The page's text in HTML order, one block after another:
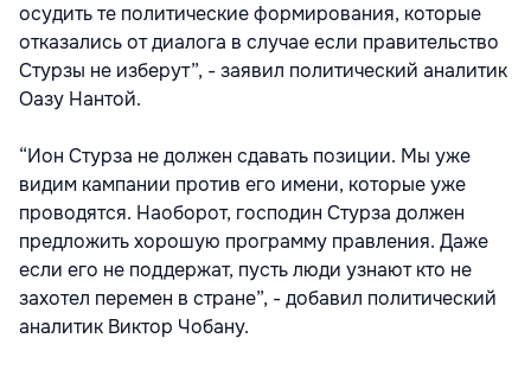
осудить те политические формирования, которые
отказались от диалога в случае если правительство
Стурзы не изберут”, - заявил политический аналитик
Оазу Нантой.
“Ион Стурза не должен сдавать позиции. Мы уже
видим кампании против его имени, которые уже
проводятся. Наоборот, господин Стурза должен
предложить хорошую программу правления. Даже
если его не поддержат, пусть люди узнают кто не
захотел перемен в стране”, - добавил политический
аналитик Виктор Чобану.